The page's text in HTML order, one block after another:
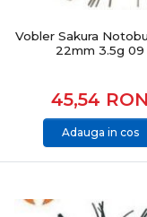
Alegerea corectă
reale la atacuri
Vobler Sakura
22mm 3.5g 09
45,54 RON
Adauga in cos